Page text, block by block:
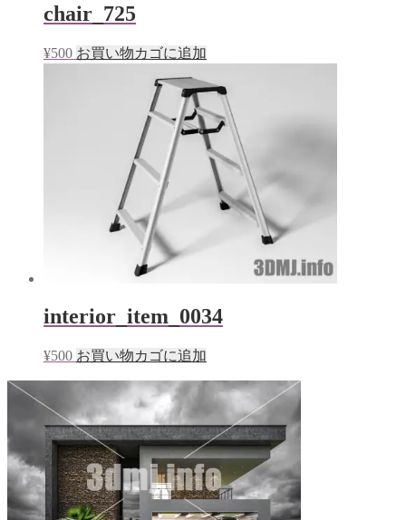
chair_725
¥500 お買い物カゴに追加
interior_item_0034
¥500 お買い物カゴに追加